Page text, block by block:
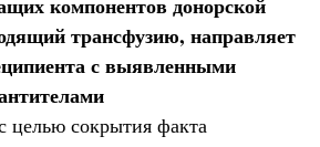
трансфузию, направляет
с выявленными
целью сокрытия факта